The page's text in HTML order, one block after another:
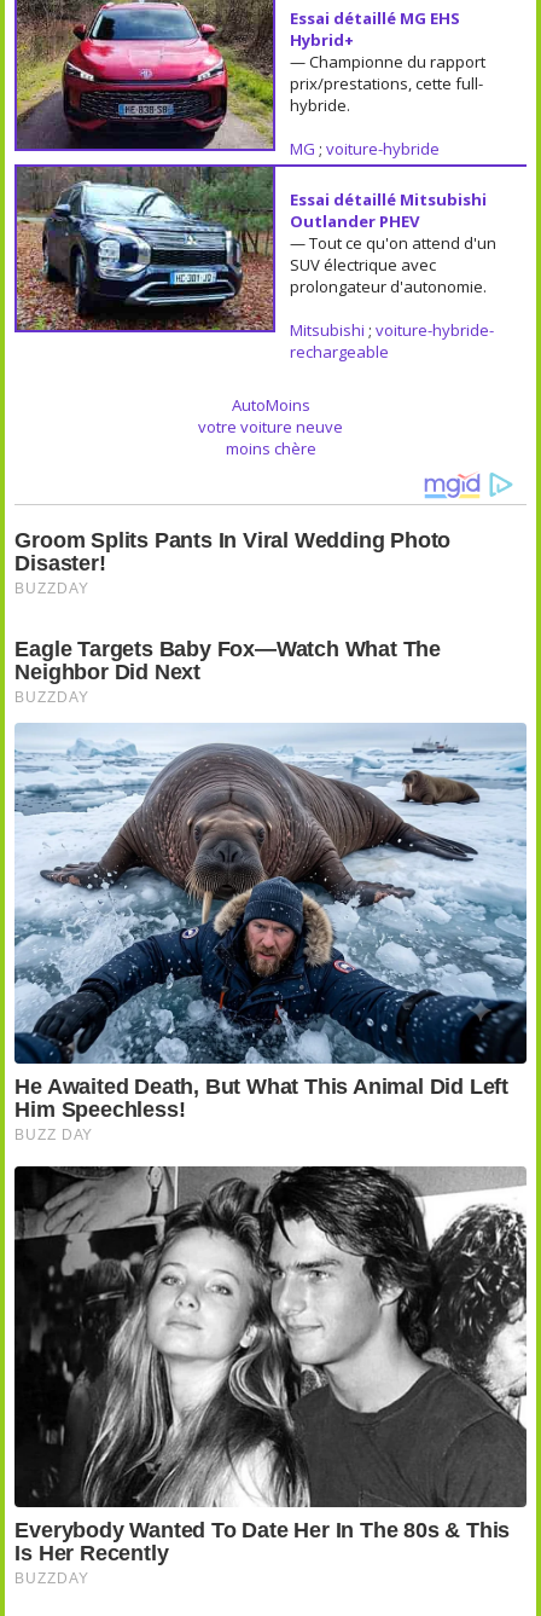
Essai détaillé MG EHS
Hybrid+
— Championne du rapport
prix/prestations, cette full-
hybride.
MG ; voiture-hybride
Essai détaillé Mitsubishi
Outlander PHEV
— Tout ce qu'on attend d'un
SUV électrique avec
prolongateur d'autonomie.
Mitsubishi ; voiture-hybride-
rechargeable
AutoMoins
votre voiture neuve
moins chère